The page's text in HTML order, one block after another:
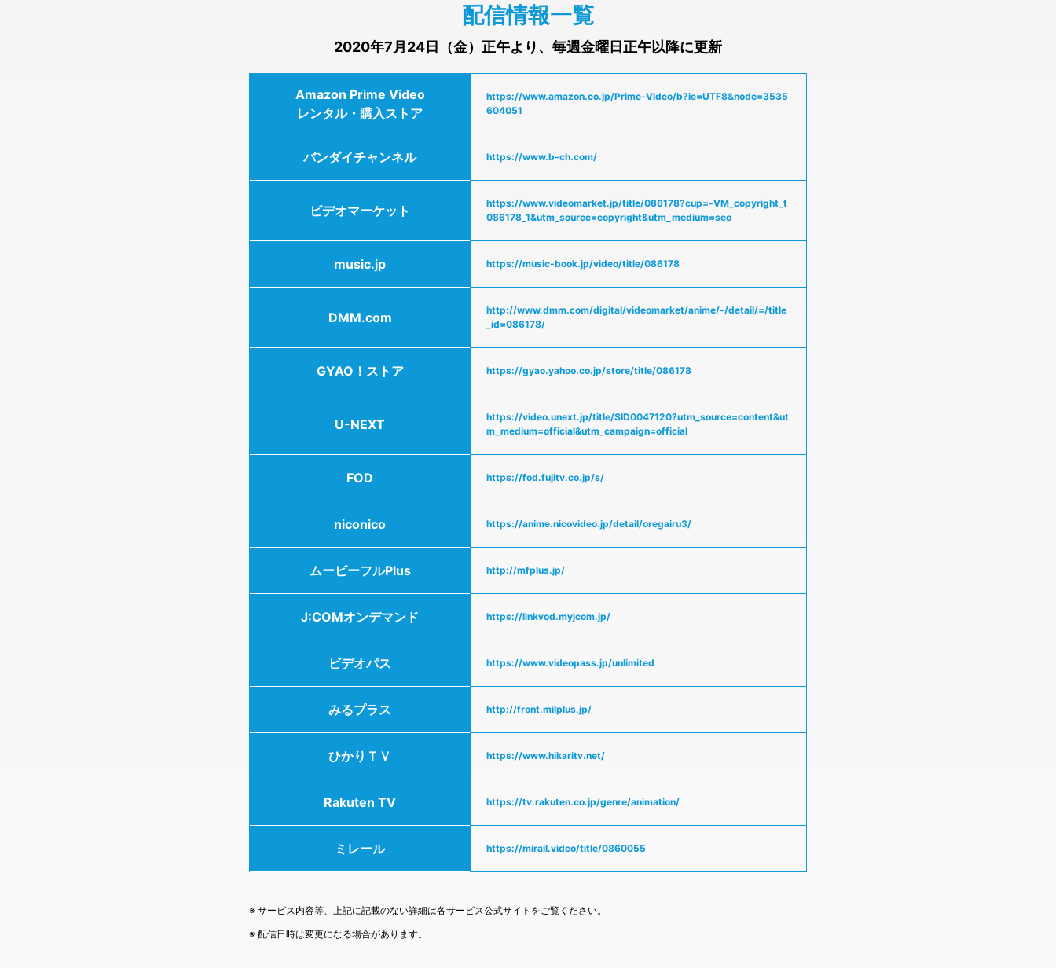
配信情報一覧
2020年7月24日（金）正午より、 毎週金曜日正午以降に更新
Amazon Prime Video
レンタル・購入ストア
https://www.amazon.co.jp/Prime-Video/b?ie=UTF8&node=3535
604051
バンダイチャンネル https://www.b-ch.com/
ビデオマーケット
https://www.videomarket.jp/title/086178?cup=-VM_copyright_t
086178_1&utm_source=copyright&utm_medium=seo
music.jp https://music-book.jp/video/title/086178
DMM.com
http://www.dmm.com/digital/videomarket/anime/-/detail/=/title
_id=086178/
GYAO！ストア https://gyao.yahoo.co.jp/store/title/086178
U-NEXT
https://video.unext.jp/title/SID0047120?utm_source=content&ut
m_medium=official&utm_campaign=official
FOD https://fod.fujitv.co.jp/s/
niconico https://anime.nicovideo.jp/detail/oregairu3/
ムービーフルPlus http://mfplus.jp/
J:COMオンデマンド https://linkvod.myjcom.jp/
ビデオパス https://www.videopass.jp/unlimited
みるプラス http://front.milplus.jp/
ひかりＴＶ https://www.hikaritv.net/
Rakuten TV https://tv.rakuten.co.jp/genre/animation/
ミレール https://mirail.video/title/0860055
※ サービス内容等、上記に記載のない詳細は各サービス公式サイトをご覧ください。
※ 配信日時は変更になる場合があります。